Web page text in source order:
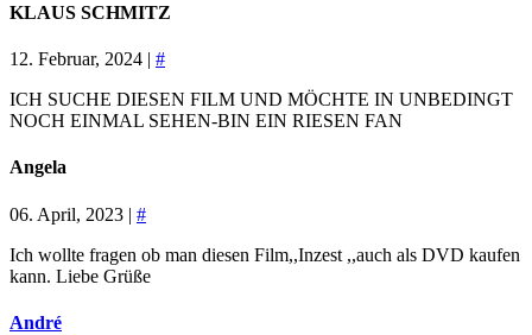
KLAUS SCHMITZ
12. Februar, 2024 | #
ICH SUCHE DIESEN FILM UND MÖCHTE IN UNBEDINGT
NOCH EINMAL SEHEN-BIN EIN RIESEN FAN
Angela
06. April, 2023 | #
Ich wollte fragen ob man diesen Film,,Inzest ,,auch als DVD kaufen
kann. Liebe Grüße
André